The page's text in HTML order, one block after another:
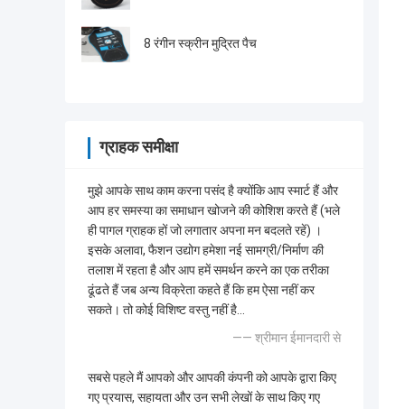
8 रंगीन स्क्रीन मुद्रित पैच
ग्राहक समीक्षा
मुझे आपके साथ काम करना पसंद है क्योंकि आप स्मार्ट हैं और
आप हर समस्या का समाधान खोजने की कोशिश करते हैं (भले
ही पागल ग्राहक हों जो लगातार अपना मन बदलते रहें) ।
इसके अलावा, फैशन उद्योग हमेशा नई सामग्री/निर्माण की
तलाश में रहता है और आप हमें समर्थन करने का एक तरीका
ढूंढते हैं जब अन्य विक्रेता कहते हैं कि हम ऐसा नहीं कर
सकते। तो कोई विशिष्ट वस्तु नहीं है...
—— श्रीमान ईमानदारी से
सबसे पहले मैं आपको और आपकी कंपनी को आपके द्वारा किए
गए प्रयास, सहायता और उन सभी लेखों के साथ किए गए